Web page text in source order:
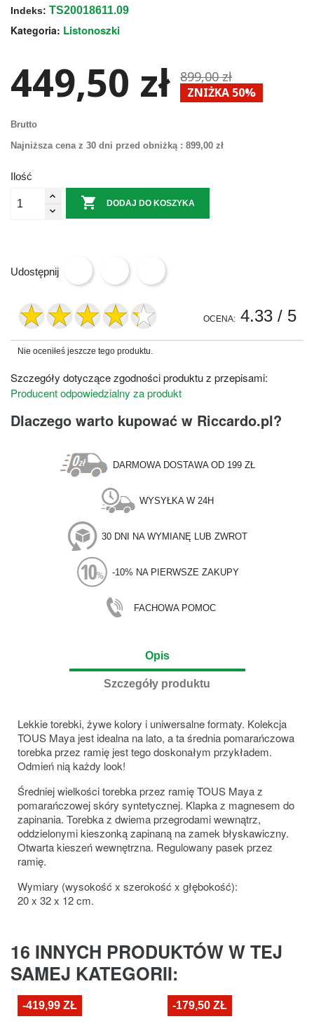
Indeks: TS20018611.09
Kategoria: Listonoszki
449,50 zł 899,00 zł
ZNIŻKA 50%
Brutto
Najniższa cena z 30 dni przed obniżką : 899,00 zł
Ilość
 DODAJ DO KOSZYKA
Udostępnij
OCENA: 4.33 / 5
Nie oceniłeś jeszcze tego produktu.
Szczegóły dotyczące zgodności produktu z przepisami:
Producent odpowiedzialny za produkt
Dlaczego warto kupować w Riccardo.pl?
DARMOWA DOSTAWA OD 199 ZŁ
WYSYŁKA W 24H
30 DNI NA WYMIANĘ LUB ZWROT
-10% NA PIERWSZE ZAKUPY
FACHOWA POMOC
Opis
Szczegóły produktu
Lekkie torebki, żywe kolory i uniwersalne formaty. Kolekcja
TOUS Maya jest idealna na lato, a ta średnia pomarańczowa
torebka przez ramię jest tego doskonałym przykładem.
Odmień nią każdy look!
Średniej wielkości torebka przez ramię TOUS Maya z
pomarańczowej skóry syntetycznej. Klapka z magnesem do
zapinania. Torebka z dwiema przegrodami wewnątrz,
oddzielonymi kieszonką zapinaną na zamek błyskawiczny.
Otwarta kieszeń wewnętrzna. Regulowany pasek przez
ramię.
Wymiary (wysokość x szerokość x głębokość):
20 x 32 x 12 cm.
16 INNYCH PRODUKTÓW W TEJ
SAMEJ KATEGORII:
-419,99 ZŁ -179,50 ZŁ